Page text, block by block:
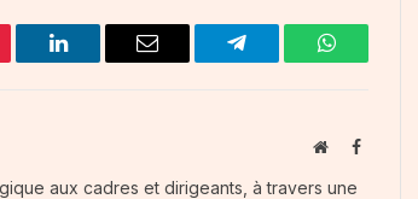
LinkedIn Email Telegram WhatsApp
WebsiteFacebook
aux cadres et dirigeants, à travers une